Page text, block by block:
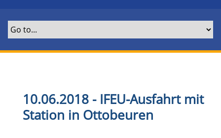
p
10.06.2018 - IFEU-Ausfahrt mit
Station in Ottobeuren